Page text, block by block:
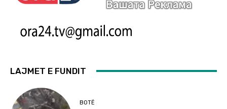
LAJMET E FUNDIT
BOTË